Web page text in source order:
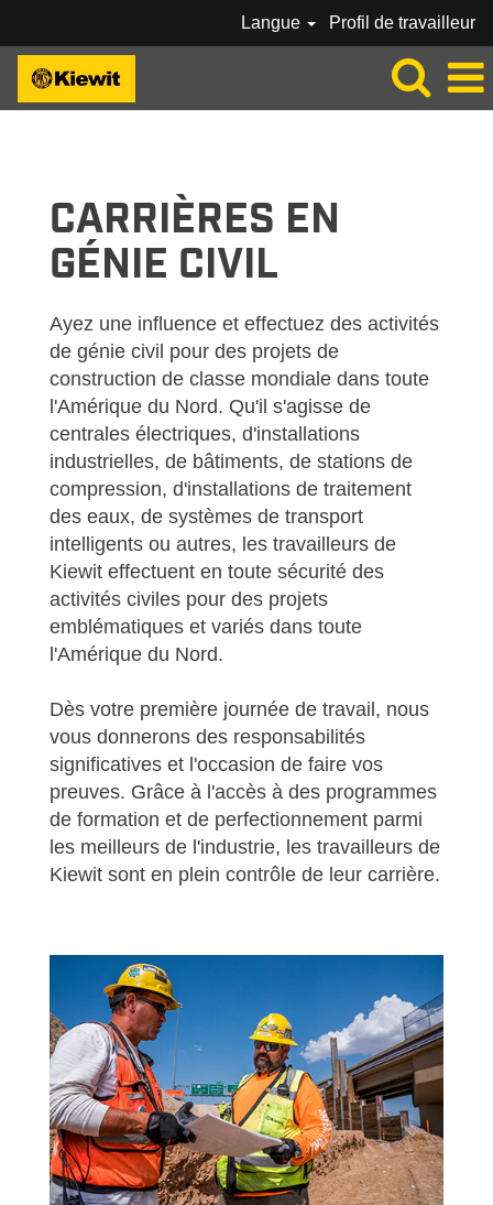
Langue Profil de travailleur
CARRIÈRES EN
GÉNIE CIVIL
Ayez une influence et effectuez des activités
de génie civil pour des projets de
construction de classe mondiale dans toute
l'Amérique du Nord. Qu'il s'agisse de
centrales électriques, d'installations
industrielles, de bâtiments, de stations de
compression, d'installations de traitement
des eaux, de systèmes de transport
intelligents ou autres, les travailleurs de
Kiewit effectuent en toute sécurité des
activités civiles pour des projets
emblématiques et variés dans toute
l'Amérique du Nord.
Dès votre première journée de travail, nous
vous donnerons des responsabilités
significatives et l'occasion de faire vos
preuves. Grâce à l'accès à des programmes
de formation et de perfectionnement parmi
les meilleurs de l'industrie, les travailleurs de
Kiewit sont en plein contrôle de leur carrière.